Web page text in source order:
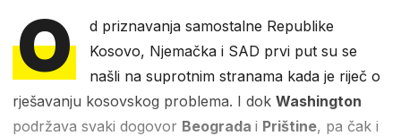
O
d priznavanja samostalne Republike
Kosovo, Njemačka i SAD prvi put su se
našli na suprotnim stranama kada je riječ o
rješavanju kosovskog problema. I dok Washington
podržava svaki dogovor Beograda i Prištine, pa čak i